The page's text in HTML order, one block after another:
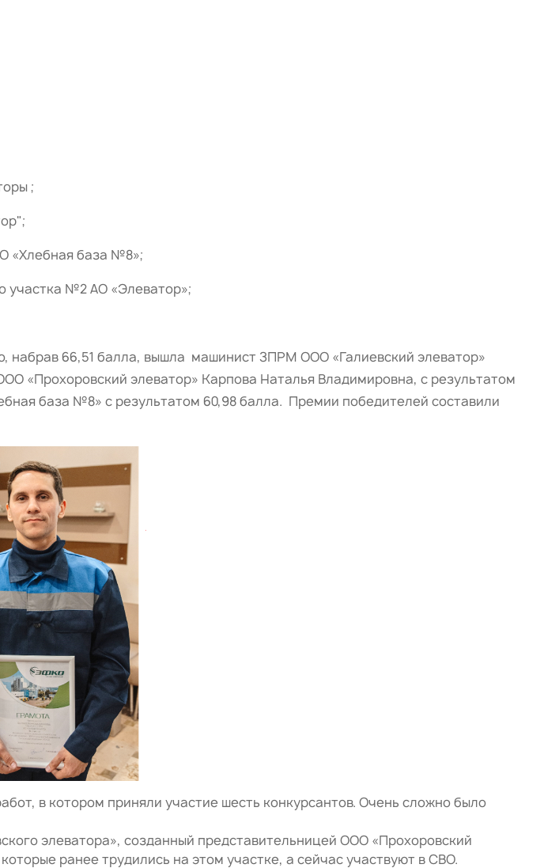
;
«Хлебная база №8»;
участка №2 АО «Элеватор»;
набрав 66,51 балла, вышла машинист ЗПРМ ООО «Галиевский элеватор»
«Прохоровский элеватор» Карпова Наталья Владимировна, с результатом
база №8» с результатом 60,98 балла. Премии победителей составили
в котором приняли участие шесть конкурсантов. Очень сложно было
элеватора», созданный представительницей ООО «Прохоровский
ранее трудились на этом участке, а сейчас участвуют в СВО.